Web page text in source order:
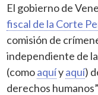
El gobierno de
fiscal de la Corte
comisión de
independiente de
(comoaquíyaquí)
derechos